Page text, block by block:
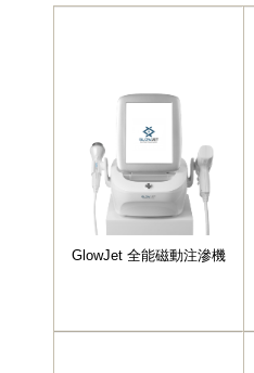
GlowJet 全能磁動注滲機